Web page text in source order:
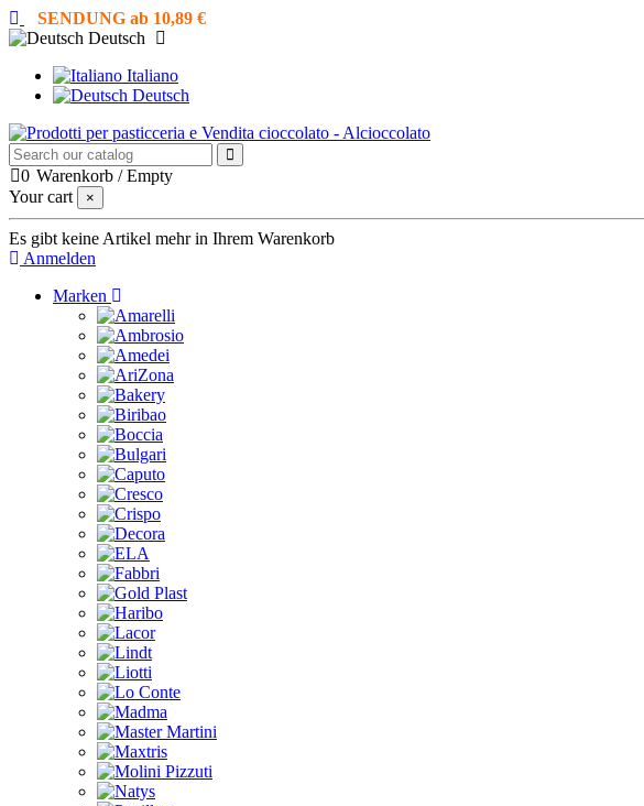
SENDUNG ab 10,89 €
Deutsch
Italiano
Deutsch
0 Warenkorb /Empty
Your cart
×
Es gibt keine Artikel mehr in Ihrem Warenkorb
Anmelden
Marken